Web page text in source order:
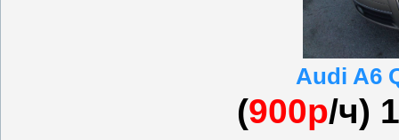
Audi A6
(900р/ч)